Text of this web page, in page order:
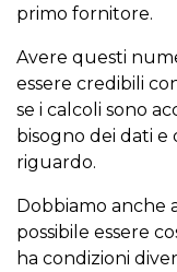
primo fornitore.
Avere questi
essere credibili
se i calcoli sono
bisogno dei dati e
riguardo.
Dobbiamo anche
possibile essere
ha condizioni